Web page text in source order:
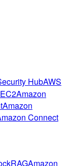
HubAWS
Amazon
Amazon
Connect
RAGAmazon